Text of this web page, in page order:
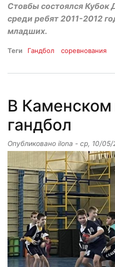
Стовбы состоялся
среди ребят 2011-2012
младших.
Теги Гандбол соревнования
В Каменском
гандбол
Опубликовано ilona - ср, 10/05/